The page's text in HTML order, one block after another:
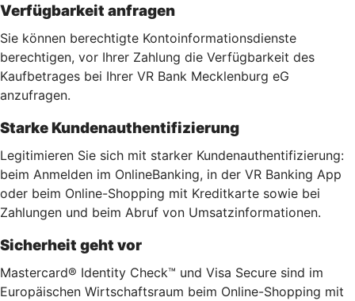
Verfügbarkeit anfragen
Sie können berechtigte Kontoinformationsdienste
berechtigen, vor Ihrer Zahlung die Verfügbarkeit des
Kaufbetrages bei Ihrer VR Bank Mecklenburg eG
anzufragen.
Starke Kundenauthentifizierung
Legitimieren Sie sich mit starker Kundenauthentifizierung:
beim Anmelden im OnlineBanking, in der VR Banking App
oder beim Online-Shopping mit Kreditkarte sowie bei
Zahlungen und beim Abruf von Umsatzinformationen.
Sicherheit geht vor
Mastercard® Identity Check™ und Visa Secure sind im
Europäischen Wirtschaftsraum beim Online-Shopping mit